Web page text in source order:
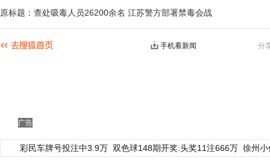
原标题：查处吸毒人员26200余名 江苏警方部署禁毒会战
分
手机看新闻
广告
彩民车牌号投注中3.9万 双色球148期开奖:头奖11注666万 徐州